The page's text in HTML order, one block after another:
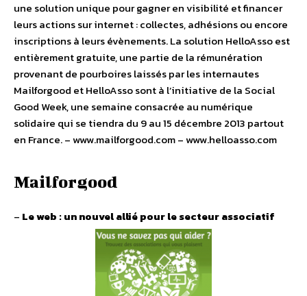
une solution unique pour gagner en visibilité et financer
leurs actions sur internet : collectes, adhésions ou encore
inscriptions à leurs évènements. La solution HelloAsso est
entièrement gratuite, une partie de la rémunération
provenant de pourboires laissés par les internautes
Mailforgood et HelloAsso sont à l’initiative de la Social
Good Week, une semaine consacrée au numérique
solidaire qui se tiendra du 9 au 15 décembre 2013 partout
en France. – www.mailforgood.com – www.helloasso.com
Mailforgood
– Le web : un nouvel allié pour le secteur associatif